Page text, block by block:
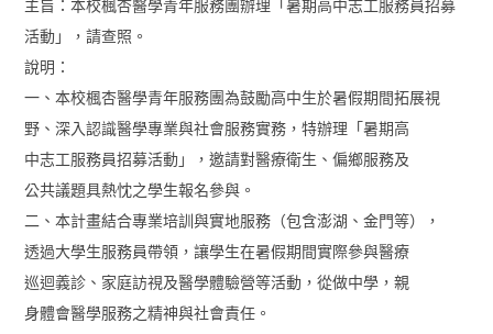
主旨：本校楓杏醫學青年服務團辦理「暑期高中志工服務員招募
活動」，請查照。
說明：
一、本校楓杏醫學青年服務團為鼓勵高中生於暑假期間拓展視
野、深入認識醫學專業與社會服務實務，特辦理「暑期高
中志工服務員招募活動」，邀請對醫療衛生、偏鄉服務及
公共議題具熱忱之學生報名參與。
二、本計畫結合專業培訓與實地服務（包含澎湖、金門等），
透過大學生服務員帶領，讓學生在暑假期間實際參與醫療
巡迴義診、家庭訪視及醫學體驗營等活動，從做中學，親
身體會醫學服務之精神與社會責任。